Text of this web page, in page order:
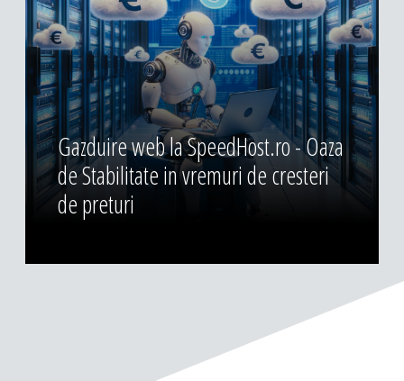
Gazduire web la SpeedHost.ro - Oaza
de Stabilitate in vremuri de cresteri
de preturi